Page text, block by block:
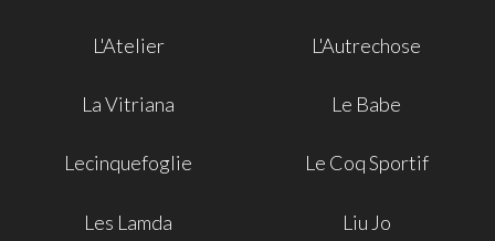
L'Atelier L'Autrechose
La Vitriana Le Babe
Lecinquefoglie Le Coq Sportif
Les Lamda Liu Jo